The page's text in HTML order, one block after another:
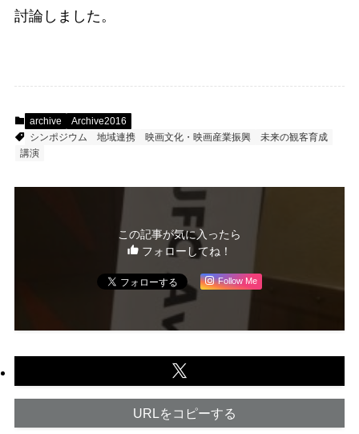
討論しました。
archive
Archive2016
シンポジウム
地域連携 映画文化・映画産業振興
未来の観客育成
講演
この記事が気に入ったら
フォローしてね！
Follow Me
URLをコピーする